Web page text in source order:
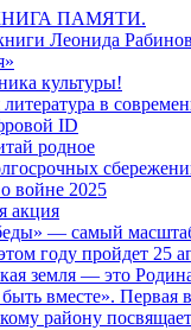
ПАМЯТИ.
Леонида
культуры!
в
ID
родное
войне 2025
акция
— самый
году пройдет 25
земля — это
вместе». Первая
району